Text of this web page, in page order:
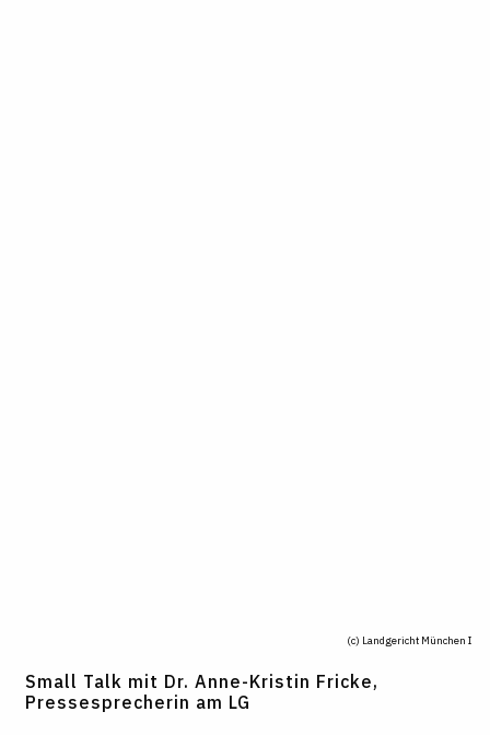
(c) Landgericht München I
Small Talk mit Dr. Anne-Kristin Fricke,
Pressesprecherin am LG